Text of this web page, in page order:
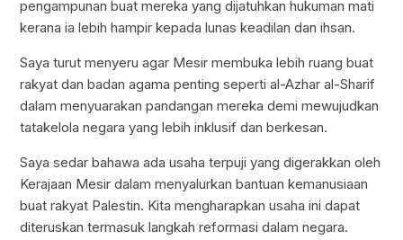
pengampunan buat mereka yang dijatuhkan hukuman mati
kerana ia lebih hampir kepada lunas keadilan dan ihsan.
Saya turut menyeru agar Mesir membuka lebih ruang buat
rakyat dan badan agama penting seperti al-Azhar al-Sharif
dalam menyuarakan pandangan mereka demi mewujudkan
tatakelola negara yang lebih inklusif dan berkesan.
Saya sedar bahawa ada usaha terpuji yang digerakkan oleh
Kerajaan Mesir dalam menyalurkan bantuan kemanusiaan
buat rakyat Palestin. Kita mengharapkan usaha ini dapat
diteruskan termasuk langkah reformasi dalam negara.